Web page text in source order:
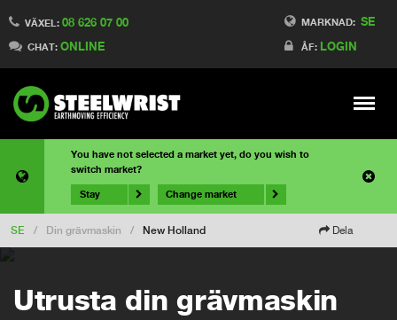
MARKNAD: SE
ÅF: LOGIN
VÄXEL: 08 626 07 00
CHAT: ONLINE
Meny
You have not selected a market yet, do you wish to
switch market?
Stay Change market
SE / Din grävmaskin / New Holland Dela
Utrusta din grävmaskin